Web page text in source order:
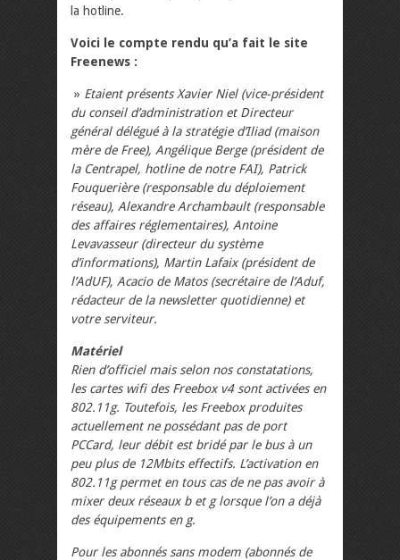
la hotline.
Voici le compte rendu qu’a fait le site
Freenews :
» Etaient présents Xavier Niel (vice-président
du conseil d’administration et Directeur
général délégué à la stratégie d’Iliad (maison
mère de Free), Angélique Berge (président de
la Centrapel, hotline de notre FAI), Patrick
Fouquerière (responsable du déploiement
réseau), Alexandre Archambault (responsable
des affaires réglementaires), Antoine
Levavasseur (directeur du système
d’informations), Martin Lafaix (président de
l’AdUF), Acacio de Matos (secrétaire de l’Aduf,
rédacteur de la newsletter quotidienne) et
votre serviteur.
Matériel
Rien d’officiel mais selon nos constatations,
les cartes wifi des Freebox v4 sont activées en
802.11g. Toutefois, les Freebox produites
actuellement ne possédant pas de port
PCCard, leur débit est bridé par le bus à un
peu plus de 12Mbits effectifs. L’activation en
802.11g permet en tous cas de ne pas avoir à
mixer deux réseaux b et g lorsque l’on a déjà
des équipements en g.
Pour les abonnés sans modem (abonnés de